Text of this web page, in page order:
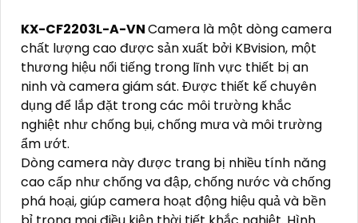
KX-CF2203L-A-VNCamera là một dòng camera
chất lượng cao được sản xuất bởi KBvision, một
thương hiệu nổi tiếng trong lĩnh vực thiết bị an
ninh và camera giám sát. Được thiết kế chuyên
dụng để lắp đặt trong các môi trường khắc
nghiệt như chống bụi, chống mưa và môi trường
ẩm ướt.
Dòng camera này được trang bị nhiều tính năng
cao cấp như chống va đập, chống nước và chống
phá hoại, giúp camera hoạt động hiệu quả và bền